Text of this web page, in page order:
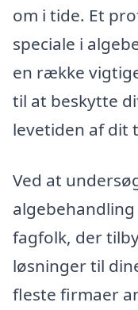
om i tide. Et
speciale i
en række
til at beskytte
levetiden af dit
Ved at
fagfolk, der
løsninger til
fleste firmaer